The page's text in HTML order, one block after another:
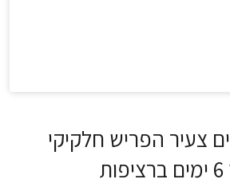
צעיר הפריש חלקיקי